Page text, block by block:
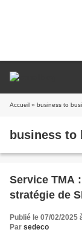
Accueil » business to
business to
Service TMA
stratégie de
Publié le 07/02/2025
Par sedeco